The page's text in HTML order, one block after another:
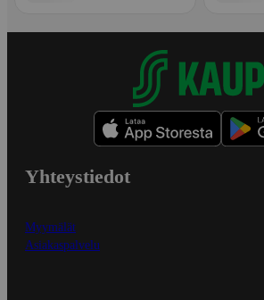
Yhteystiedot
Myymälät
Asiakaspalvelu